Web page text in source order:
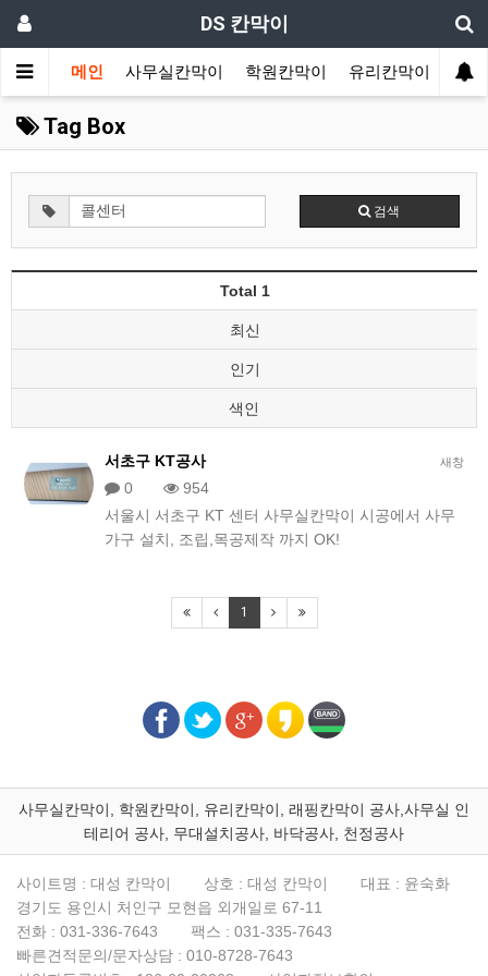
DS 칸막이
메인 사무실칸막이 학원칸막이 유리칸막이 랩
Tag Box
검색
Total 1
최신
인기
색인
새창
서초구 KT공사
0
954
서울시 서초구 KT 센터 사무실칸막이 시공에서 사무
가구 설치, 조립,목공제작 까지 OK!
1
사무실칸막이, 학원칸막이, 유리칸막이, 래핑칸막이 공사,사무실 인
테리어 공사, 무대설치공사, 바닥공사, 천정공사
사이트명 : 대성 칸막이 상호 : 대성 칸막이
대표 : 윤숙화
경기도 용인시 처인구 모현읍 외개일로 67-11
전화 : 031-336-7643 팩스 : 031-335-7643
빠른견적문의/문자상담 : 010-8728-7643